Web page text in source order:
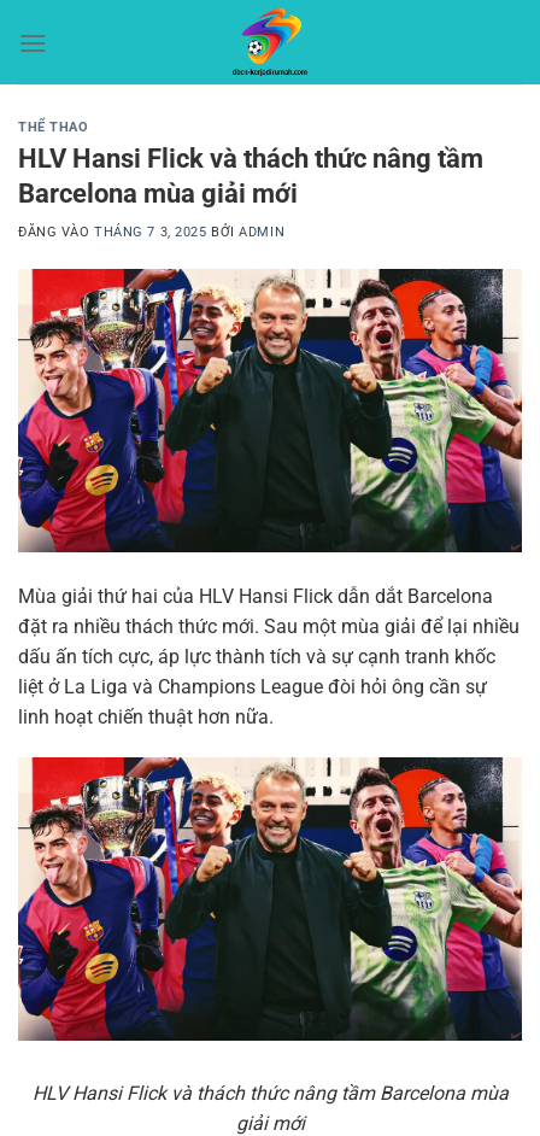
qua
THỂ THAO
HLV Hansi Flick và thách thức nâng tầm
Barcelona mùa giải mới
ĐĂNG VÀOTHÁNG 7 3, 2025 BỞIADMIN
Mùa giải thứ hai của HLV Hansi Flick dẫn dắt Barcelona
đặt ra nhiều thách thức mới. Sau một mùa giải để lại nhiều
dấu ấn tích cực, áp lực thành tích và sự cạnh tranh khốc
liệt ở La Liga và Champions League đòi hỏi ông cần sự
linh hoạt chiến thuật hơn nữa.
HLV Hansi Flick và thách thức nâng tầm Barcelona mùa
giải mới